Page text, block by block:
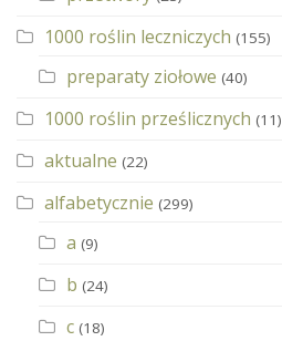
1000 roślin leczniczych (155)
preparaty ziołowe (40)
1000 roślin prześlicznych (11)
aktualne (22)
alfabetycznie (299)
a (9)
b (24)
c (18)